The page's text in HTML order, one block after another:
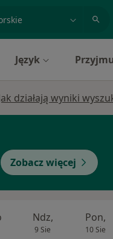
Język
działają wyniki
Zobacz więcej
Ndz,
9 Sie
Pon,
10 Sie